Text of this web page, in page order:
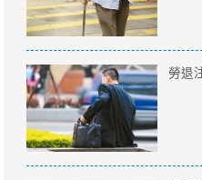
勞退